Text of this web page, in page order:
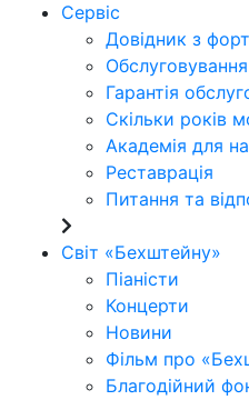
Сервіс
Довідник з
Гарантія
Скільки років
Академія для
Реставрація
Питання та
Світ «Бехштейну»
Піаністи
Концерти
Новини
Фільм про
Благодійний